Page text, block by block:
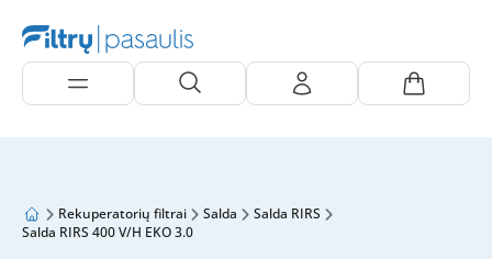
Rekuperatorių filtrai Salda
Salda RIRS
Salda RIRS 400 V/H EKO 3.0